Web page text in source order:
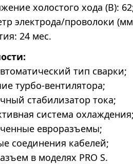
холостого хода (В):
электрода/проволоки
24 мес.
тип сварки;
турбо-вентилятора;
стабилизатор тока;
система охлаждения;
евроразъемы;
соединения кабелей;
в моделях PRO S.